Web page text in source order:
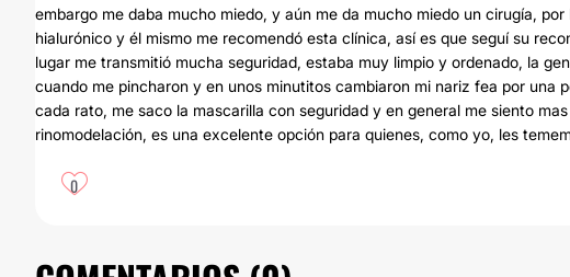
embargo me daba mucho miedo, y aún me da mucho miedo un cirugía,
hialurónico y él mismo me recomendó esta clínica, así es que seguí su
lugar me transmitió mucha seguridad, estaba muy limpio y ordenado, la
cuando me pincharon y en unos minutitos cambiaron mi nariz fea por
cada rato, me saco la mascarilla con seguridad y en general me siento
rinomodelación, es una excelente opción para quienes, como yo, les
0